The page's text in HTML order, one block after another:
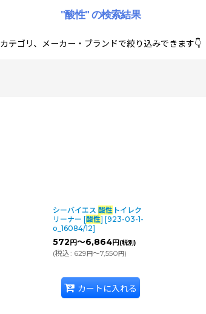
"酸性"の検索結果
カテゴリ、メーカー・ブランドで絞り込みできます👇
シーバイエス 酸性トイレク
リーナー [酸性] [923-03-1-
o_16084/12]
572 円～6,864円 (税別)
(税込: 629円～7,550円)
カートに入れる